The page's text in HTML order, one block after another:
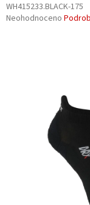
WH415233.BLACK-175
Průměrné
Neohodnoceno